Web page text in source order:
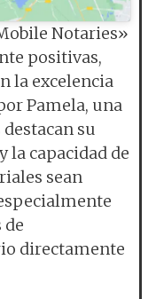
Notaries»
positivas,
la excelencia
Pamela, una
su
la capacidad de
sean
de
directamente